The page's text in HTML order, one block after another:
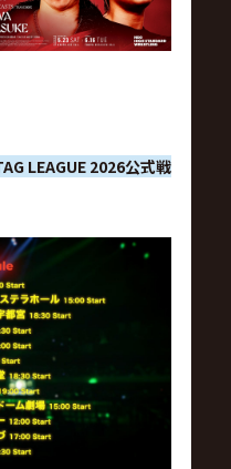
LEAGUE 2026公式戦